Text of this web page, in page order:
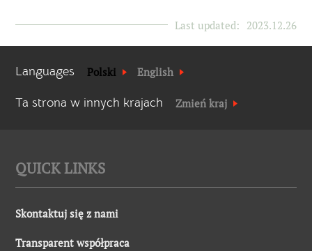
Last updated: 2023.12.26
Languages Polski English
Ta strona w innych krajach Zmień kraj
QUICK LINKS
Skontaktuj się z nami
Transparent współpraca